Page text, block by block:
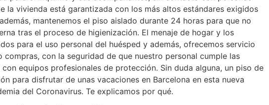
la vivienda está garantizada con los más altos estándares exigidos
mantenemos el piso aislado durante 24 horas para que no
tras el proceso de higienización. El menaje de hogar y los
para el uso personal del huésped y además, ofrecemos servicio
con la seguridad de que nuestro personal cumple las
equipos profesionales de protección. Sin duda alguna, un piso de
para disfrutar de unas vacaciones en Barcelona en esta nueva
del Coronavirus. Te explicamos por qué.